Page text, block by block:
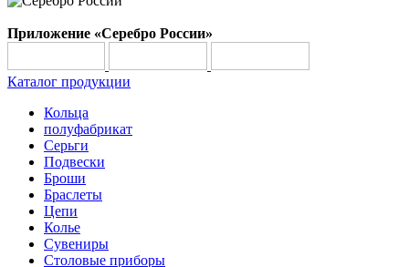
Приложение «Серебро России»
Каталог продукции
Кольца
полуфабрикат
Серьги
Подвески
Броши
Браслеты
Цепи
Колье
Сувениры
Столовые приборы